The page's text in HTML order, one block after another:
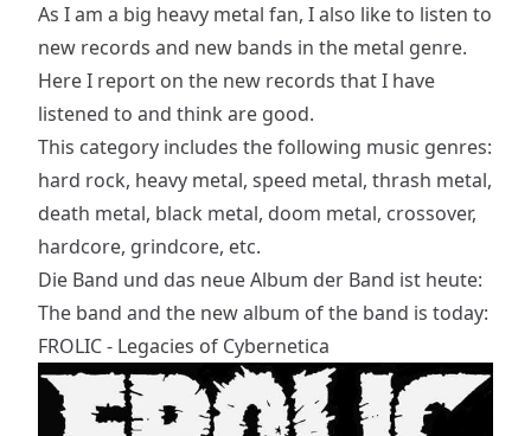
As I am a big heavy metal fan, I also like to listen to
new records and new bands in the metal genre.
Here I report on the new records that I have
listened to and think are good.
This category includes the following music genres:
hard rock, heavy metal, speed metal, thrash metal,
death metal, black metal, doom metal, crossover,
hardcore, grindcore, etc.
Die Band und das neue Album der Band ist heute:
The band and the new album of the band is today:
FROLIC - Legacies of Cybernetica